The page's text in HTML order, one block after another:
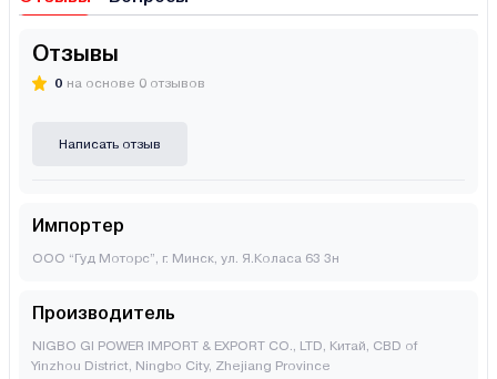
Отзывы
0 на основе 0 отзывов
Написать отзыв
Импортер
ООО “Гуд Моторс”, г. Минск, ул. Я.Коласа 63 3н
Производитель
NIGBO GI POWER IMPORT & EXPORT CO., LTD, Китай, CBD of
Yinzhou District, Ningbo City, Zhejiang Province